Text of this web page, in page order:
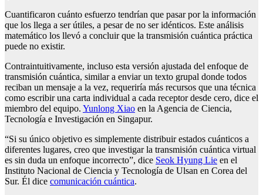
Cuantificaron cuánto esfuerzo tendrían que pasar por la información
que los llega a ser útiles, a pesar de no ser idénticos. Este análisis
matemático los llevó a concluir que la transmisión cuántica práctica
puede no existir.
Contraintuitivamente, incluso esta versión ajustada del enfoque de
transmisión cuántica, similar a enviar un texto grupal donde todos
reciban un mensaje a la vez, requeriría más recursos que una técnica
como escribir una carta individual a cada receptor desde cero, dice el
miembro del equipo. Yunlong Xiao en la Agencia de Ciencia,
Tecnología e Investigación en Singapur.
“Si su único objetivo es simplemente distribuir estados cuánticos a
diferentes lugares, creo que investigar la transmisión cuántica virtual
es sin duda un enfoque incorrecto”, dice Seok Hyung Lie en el
Instituto Nacional de Ciencia y Tecnología de Ulsan en Corea del
Sur. Él dice comunicación cuántica.